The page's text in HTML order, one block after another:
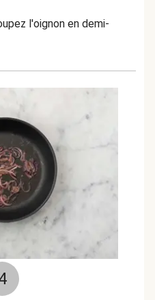
l'oignon en demi-